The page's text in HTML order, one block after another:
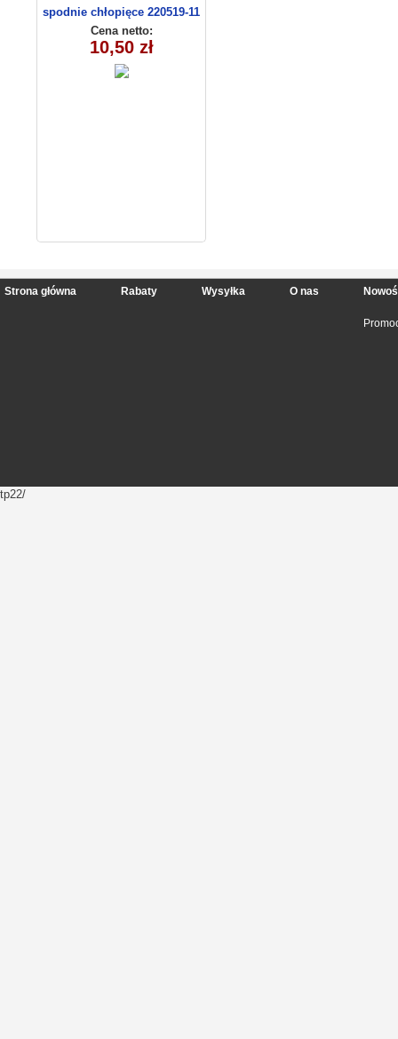
spodnie chłopięce 220519-11
(9-12)
Cena netto:
10,50 zł
Strona główna Rabaty Wysyłka O nas
tp22/